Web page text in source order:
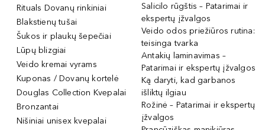
Rituals Dovanų rinkiniai
Blakstienų tušai
Šukos ir plaukų šepečiai
Lūpų blizgiai
Veido kremai vyrams
Kuponas / Dovanų kortelė
Douglas Collection Kvepalai
Bronzantai
Nišiniai unisex kvepalai
Salicilo rūgštis – Patarimai ir
ekspertų įžvalgos
Veido odos priežiūros rutina:
teisinga tvarka
Antakių laminavimas –
Patarimai ir ekspertų įžvalgos
Ką daryti, kad garbanos
išliktų ilgiau
Rožinė – Patarimai ir ekspertų
įžvalgos